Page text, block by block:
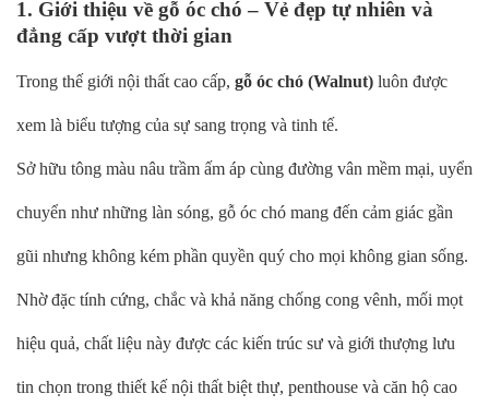
1. Giới thiệu về gỗ óc chó – Vẻ đẹp tự nhiên và
đẳng cấp vượt thời gian
Trong thế giới nội thất cao cấp, gỗ óc chó (Walnut) luôn được
xem là biểu tượng của sự sang trọng và tinh tế.
Sở hữu tông màu nâu trầm ấm áp cùng đường vân mềm mại, uyển
chuyển như những làn sóng, gỗ óc chó mang đến cảm giác gần
gũi nhưng không kém phần quyền quý cho mọi không gian sống.
Nhờ đặc tính cứng, chắc và khả năng chống cong vênh, mối mọt
hiệu quả, chất liệu này được các kiến trúc sư và giới thượng lưu
tin chọn trong thiết kế nội thất biệt thự, penthouse và căn hộ cao